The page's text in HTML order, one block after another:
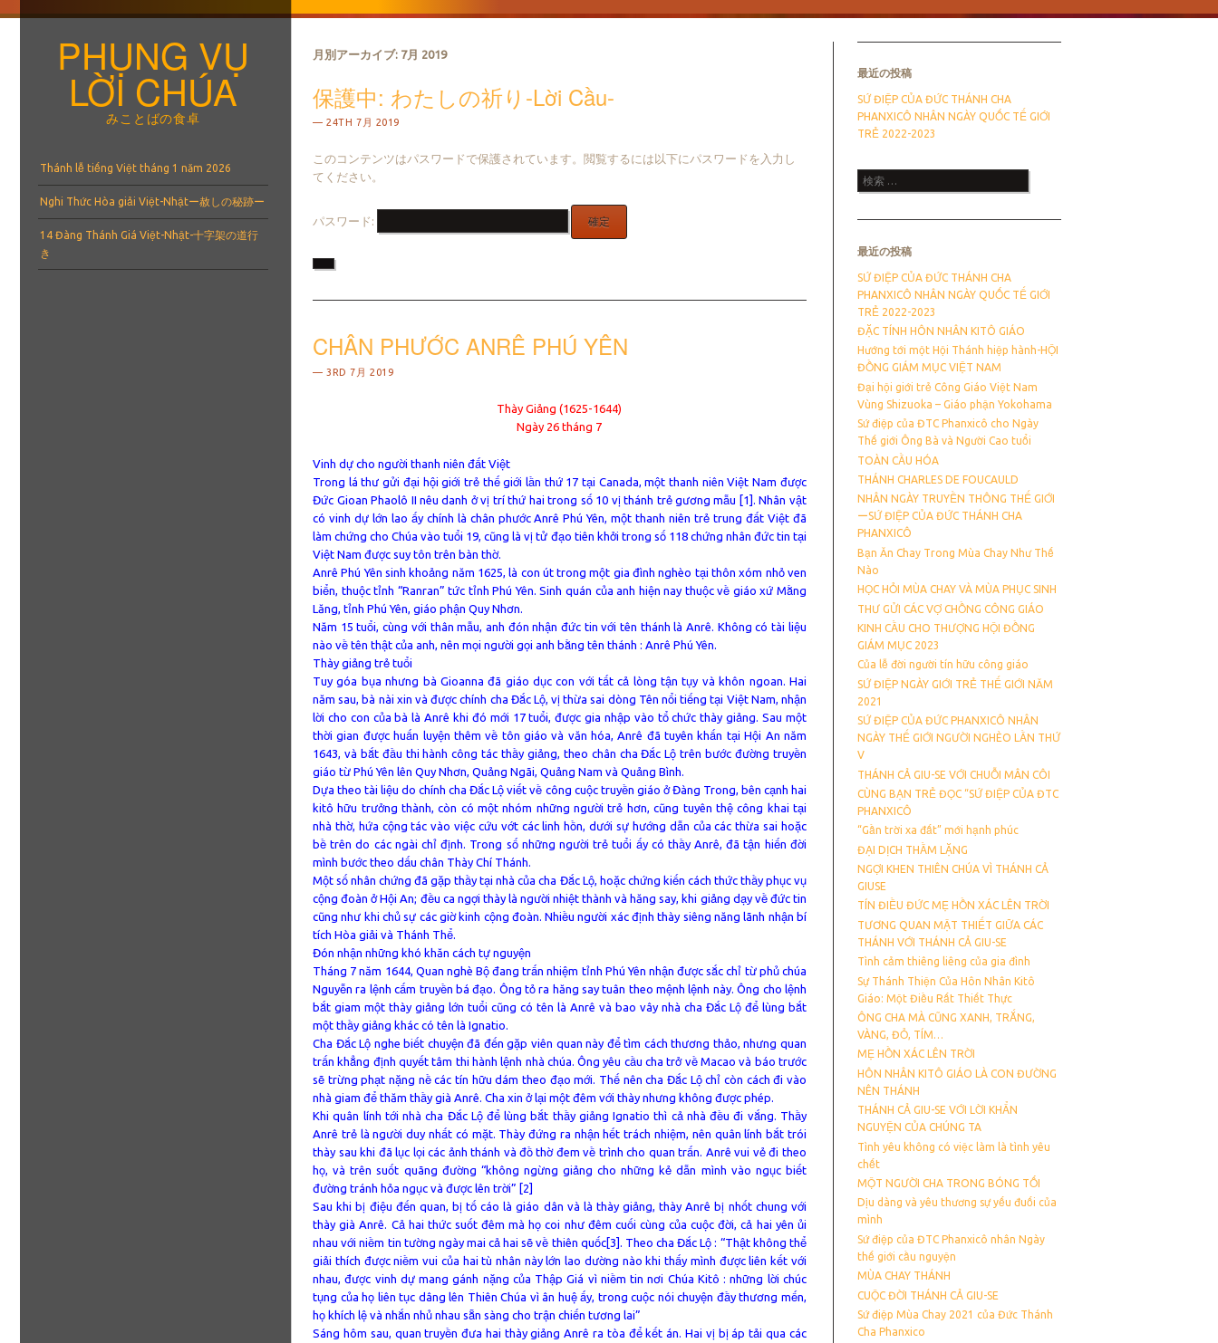
PHỤNG VỤ
LỜI CHÚA
みことばの食卓
メニュー
コンテンツへスキップ
Thánh lễ tiếng Việt tháng 1 năm 2026
Nghi Thức Hòa giải Việt-Nhậtー赦しの秘跡ー
14 Đàng Thánh Giá Việt-Nhật-十字架の道行
き
月別アーカイブ: 7月 2019
保護中: わたしの祈り-Lời Cầu-
24TH 7月 2019
このコンテンツはパスワードで保護されています。閲覧するには以下にパスワードを入力し
てください。
パスワード:
CHÂN PHƯỚC ANRÊ PHÚ YÊN
3RD 7月 2019
Thày Giảng (1625-1644)
Ngày 26 tháng 7
Vinh dự cho người thanh niên đất Việt
Trong lá thư gửi đại hội giới trẻ thế giới lần thứ 17 tại Canada, một thanh niên Việt Nam được
Đức Gioan Phaolô II nêu danh ở vị trí thứ hai trong số 10 vị thánh trẻ gương mẫu [1]. Nhân vật
có vinh dự lớn lao ấy chính là chân phước Anrê Phú Yên, một thanh niên trẻ trung đất Việt đã
làm chứng cho Chúa vào tuổi 19, cũng là vị tử đạo tiên khởi trong số 118 chứng nhân đức tin tại
Việt Nam được suy tôn trên bàn thờ.
Anrê Phú Yên sinh khoảng năm 1625, là con út trong một gia đình nghèo tại thôn xóm nhỏ ven
biển, thuộc tỉnh “Ranran” tức tỉnh Phú Yên. Sinh quán của anh hiện nay thuộc về giáo xứ Mằng
Lăng, tỉnh Phú Yên, giáo phận Quy Nhơn.
Năm 15 tuổi, cùng với thân mẫu, anh đón nhận đức tin với tên thánh là Anrê. Không có tài liệu
nào về tên thật của anh, nên mọi người gọi anh bằng tên thánh : Anrê Phú Yên.
Thày giảng trẻ tuổi
Tuy góa bụa nhưng bà Gioanna đã giáo dục con với tất cả lòng tận tụy và khôn ngoan. Hai
năm sau, bà nài xin và được chính cha Đắc Lộ, vị thừa sai dòng Tên nổi tiếng tại Việt Nam, nhận
lời cho con của bà là Anrê khi đó mới 17 tuổi, được gia nhập vào tổ chức thày giảng. Sau một
thời gian được huấn luyện thêm về tôn giáo và văn hóa, Anrê đã tuyên khấn tại Hội An năm
1643, và bắt đầu thi hành công tác thầy giảng, theo chân cha Đắc Lộ trên bước đường truyền
giáo từ Phú Yên lên Quy Nhơn, Quảng Ngãi, Quảng Nam và Quảng Bình.
Dựa theo tài liệu do chính cha Đắc Lộ viết về công cuộc truyền giáo ở Đàng Trong, bên cạnh hai
kitô hữu trưởng thành, còn có một nhóm những người trẻ hơn, cũng tuyên thệ công khai tại
nhà thờ, hứa cộng tác vào việc cứu vớt các linh hồn, dưới sự hướng dẫn của các thừa sai hoặc
bề trên do các ngài chỉ định. Trong số những người trẻ tuổi ấy có thầy Anrê, đã tận hiến đời
mình bước theo dấu chân Thày Chí Thánh.
Một số nhân chứng đã gặp thầy tại nhà của cha Đắc Lộ, hoặc chứng kiến cách thức thầy phục vụ
cộng đoàn ở Hội An; đều ca ngợi thày là người nhiệt thành và hăng say, khi giảng dạy về đức tin
cũng như khi chủ sự các giờ kinh cộng đoàn. Nhiều người xác định thày siêng năng lãnh nhận bí
tích Hòa giải và Thánh Thể.
Đón nhận những khó khăn cách tự nguyện
Tháng 7 năm 1644, Quan nghè Bộ đang trấn nhiệm tỉnh Phú Yên nhận được sắc chỉ từ phủ chúa
Nguyễn ra lệnh cấm truyền bá đạo. Ông tỏ ra hăng say tuân theo mệnh lệnh này. Ông cho lệnh
bắt giam một thày giảng lớn tuổi cũng có tên là Anrê và bao vây nhà cha Đắc Lộ để lùng bắt
một thầy giảng khác có tên là Ignatio.
Cha Đắc Lộ nghe biết chuyện đã đến gặp viên quan này để tìm cách thương thảo, nhưng quan
trấn khẳng định quyết tâm thi hành lệnh nhà chúa. Ông yêu cầu cha trở về Macao và báo trước
sẽ trừng phạt nặng nề các tín hữu dám theo đạo mới. Thế nên cha Đắc Lộ chỉ còn cách đi vào
nhà giam để thăm thầy già Anrê. Cha xin ở lại một đêm với thày nhưng không được phép.
Khi quân lính tới nhà cha Đắc Lộ để lùng bắt thầy giảng Ignatio thì cả nhà đều đi vắng. Thầy
Anrê trẻ là người duy nhất có mặt. Thày đứng ra nhận hết trách nhiệm, nên quân lính bắt trói
thày sau khi đã lục lọi các ảnh thánh và đồ thờ đem về trình cho quan trấn. Anrê vui vẻ đi theo
họ, và trên suốt quãng đường “không ngừng giảng cho những kẻ dẫn mình vào ngục biết
đường tránh hỏa ngục và được lên trời” [2]
Sau khi bị điệu đến quan, bị tố cáo là giáo dân và là thày giảng, thày Anrê bị nhốt chung với
thày già Anrê. Cả hai thức suốt đêm mà họ coi như đêm cuối cùng của cuộc đời, cả hai yên ủi
nhau với niềm tin tường ngày mai cả hai sẽ về thiên quốc[3]. Theo cha Đắc Lộ : “Thật không thể
giải thích được niềm vui của hai tù nhân này lớn lao dường nào khi thấy mình được liên kết với
nhau, được vinh dự mang gánh nặng của Thập Giá vì niềm tin nơi Chúa Kitô : những lời chúc
tụng của họ liên tục dâng lên Thiên Chúa vì ân huệ ấy, trong cuộc nói chuyện đầy thương mến,
họ khích lệ và nhắn nhủ nhau sẵn sàng cho trận chiến tương lai”
Sáng hôm sau, quan truyền đưa hai thày giảng Anrê ra tòa để kết án. Hai vị bị áp tải qua các
最近の投稿
SỨ ĐIỆP CỦA ĐỨC THÁNH CHA
PHANXICÔ NHÂN NGÀY QUỐC TẾ GIỚI
TRẺ 2022-2023
検索
最近の投稿
SỨ ĐIỆP CỦA ĐỨC THÁNH CHA
PHANXICÔ NHÂN NGÀY QUỐC TẾ GIỚI
TRẺ 2022-2023
ĐẶC TÍNH HÔN NHÂN KITÔ GIÁO
Hướng tới một Hội Thánh hiệp hành-HỘI
ĐỒNG GIÁM MỤC VIỆT NAM
Đại hội giới trẻ Công Giáo Việt Nam
Vùng Shizuoka – Giáo phận Yokohama
Sứ điệp của ĐTC Phanxicô cho Ngày
Thế giới Ông Bà và Người Cao tuổi
TOÀN CẦU HÓA
THÁNH CHARLES DE FOUCAULD
NHÂN NGÀY TRUYỀN THÔNG THẾ GIỚI
ーSỨ ĐIỆP CỦA ĐỨC THÁNH CHA
PHANXICÔ
Bạn Ăn Chay Trong Mùa Chay Như Thế
Nào
HỌC HỎI MÙA CHAY VÀ MÙA PHỤC SINH
THƯ GỬI CÁC VỢ CHỒNG CÔNG GIÁO
KINH CẦU CHO THƯỢNG HỘI ĐỒNG
GIÁM MỤC 2023
Của lễ đời người tín hữu công giáo
SỨ ĐIỆP NGÀY GIỚI TRẺ THẾ GIỚI NĂM
2021
SỨ ĐIỆP CỦA ĐỨC PHANXICÔ NHÂN
NGÀY THẾ GIỚI NGƯỜI NGHÈO LẦN THỨ
V
THÁNH CẢ GIU-SE VỚI CHUỖI MÂN CÔI
CÙNG BẠN TRẺ ĐỌC “SỨ ĐIỆP CỦA ĐTC
PHANXICÔ
“Gần trời xa đất” mới hạnh phúc
ĐẠI DỊCH THẦM LẶNG
NGỢI KHEN THIÊN CHÚA VÌ THÁNH CẢ
GIUSE
TÍN ĐIỀU ĐỨC MẸ HỒN XÁC LÊN TRỜI
TƯƠNG QUAN MẬT THIẾT GIỮA CÁC
THÁNH VỚI THÁNH CẢ GIU-SE
Tình cảm thiêng liêng của gia đình
Sự Thánh Thiện Của Hôn Nhân Kitô
Giáo: Một Điều Rất Thiết Thực
ÔNG CHA MÀ CŨNG XANH, TRẮNG,
VÀNG, ĐỎ, TÍM…
MẸ HỒN XÁC LÊN TRỜI
HÔN NHÂN KITÔ GIÁO LÀ CON ĐƯỜNG
NÊN THÁNH
THÁNH CẢ GIU-SE VỚI LỜI KHẨN
NGUYỆN CỦA CHÚNG TA
Tình yêu không có việc làm là tình yêu
chết
MỘT NGƯỜI CHA TRONG BÓNG TỐI
Dịu dàng và yêu thương sự yếu đuối của
mình
Sứ điệp của ĐTC Phanxicô nhân Ngày
thế giới cầu nguyện
MÙA CHAY THÁNH
CUỘC ĐỜI THÁNH CẢ GIU-SE
Sứ điệp Mùa Chay 2021 của Đức Thánh
Cha Phanxico